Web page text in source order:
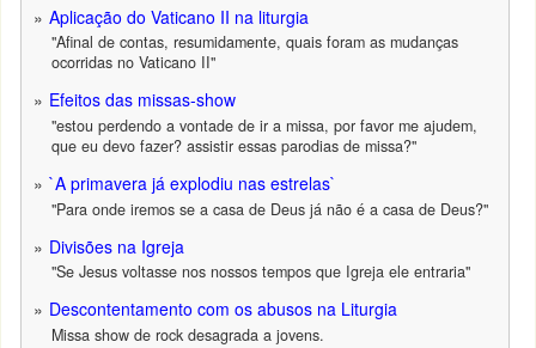
Aplicação do Vaticano II na liturgia
"Afinal de contas, resumidamente, quais foram as mudanças
ocorridas no Vaticano II"
Efeitos das missas-show
"estou perdendo a vontade de ir a missa, por favor me ajudem,
que eu devo fazer? assistir essas parodias de missa?"
`A primavera já explodiu nas estrelas`
"Para onde iremos se a casa de Deus já não é a casa de Deus?"
Divisões na Igreja
"Se Jesus voltasse nos nossos tempos que Igreja ele entraria"
Descontentamento com os abusos na Liturgia
Missa show de rock desagrada a jovens.